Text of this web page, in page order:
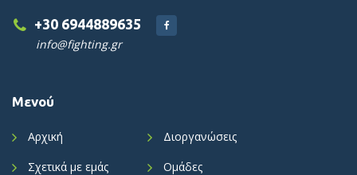
+30 6944889635
info@fighting.gr
Μενού
Αρχική
Σχετικά με εμάς
Διοργανώσεις
Ομάδες